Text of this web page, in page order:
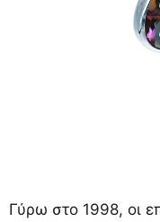
Γύρω στο 1998, οι